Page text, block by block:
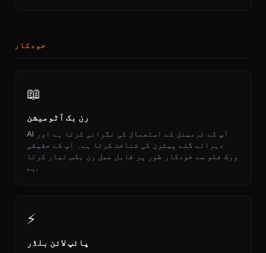
خودکار
📖
رن بک آٹومیشن
AI آپ کے ٹرمینل کے استعمال کی نگرانی کرتا ہے اور
دہرائے گئے پیٹرن کی شناخت کرتا ہے۔ آپ کے حقیقی
ورک فلو سے خودکار طور پر قابل عمل رن بکس تیار کرتا
ہے.
⚡
پائپ لائن بلڈر